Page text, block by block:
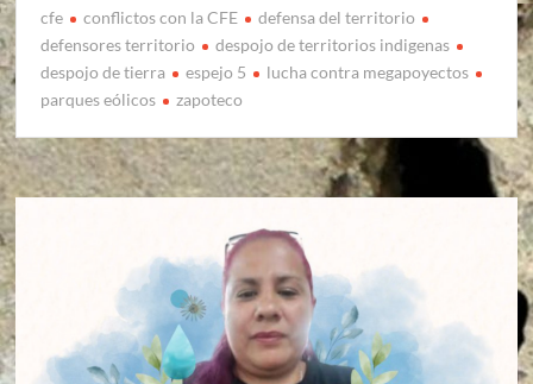
cfe conflictos con la CFE
defensa del territorio
defensores territorio
despojo de territorios indigenas
despojo de tierra
espejo 5
lucha contra megapoyectos
parques eólicos
zapoteco